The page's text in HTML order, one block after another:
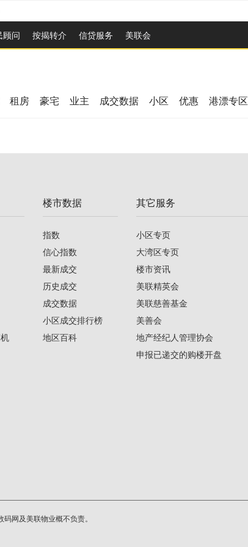
顾问 按揭转介 信贷服务 美联会
租房 豪宅 业主 成交数据 小区 优惠 港漂专区
楼市数据
指数
信心指数
最新成交
历史成交
成交数据
小区成交排行榜
地区百科
其它服务
小区专页
大湾区专页
楼市资讯
美联精英会
美联慈善基金
美善会
地产经纪人管理协会
申报已递交的购楼开盘
网及美联物业概不负责。